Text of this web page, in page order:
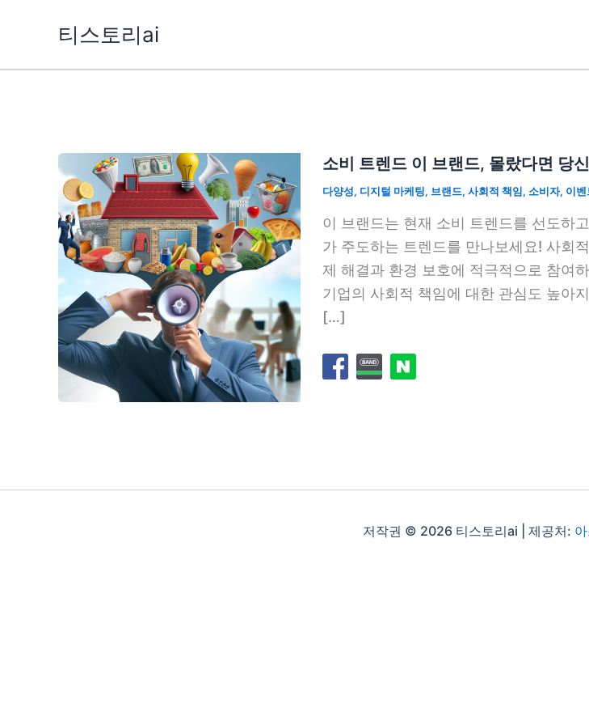
티스토리ai
소비 트렌드 이 브랜드, 몰랐다면 당
다양성, 디지털 마케팅, 브랜드, 사회적 책임, 소비자, 이벤
이 브랜드는 현재 소비 트렌드를 선도하
가 주도하는 트렌드를 만나보세요! 사회
제 해결과 환경 보호에 적극적으로 참여
기업의 사회적 책임에 대한 관심도 높아
[…]
저작권 © 2026 티스토리ai | 제공처: